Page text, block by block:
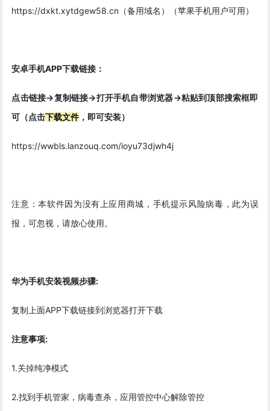
https://dxkt.xytdgew58.cn（备用域名）（苹果手机用户可用）
安卓手机APP下载链接：
点击链接->复制链接->打开手机自带浏览器->粘贴到顶部搜索框即
可（点击下载文件，即可安装）
https://wwbls.lanzouq.com/ioyu73djwh4j
注意：本软件因为没有上应用商城，手机提示风险病毒，此为误
报，可忽视，请放心使用。
华为手机安装视频步骤:
复制上面APP下载链接到浏览器打开下载
注意事项:
1.关掉纯净模式
2.找到手机管家，病毒查杀，应用管控中心解除管控